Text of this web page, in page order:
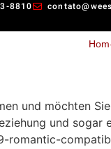
8810
und möchten
und sogar
romantic-